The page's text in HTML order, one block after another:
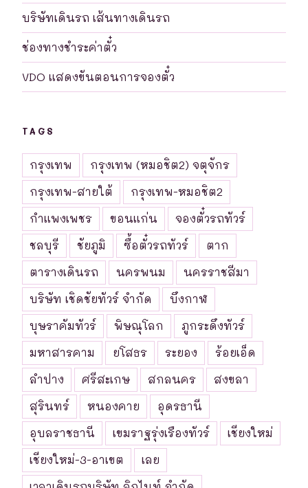
บริษัทเดินรถ เส้นทางเดินรถ
ช่องทางชำระค่าตั๋ว
VDO แสดงขันตอนการจองตั๋ว
TAGS
กรุงเทพ
กรุงเทพ (หมอชิต2) จตุจักร
กรุงเทพ-สายใต้
กรุงเทพ-หมอชิต2
กำแพงเพชร
ขอนแก่น
จองตั๋วรถทัวร์
ชลบุรี
ชัยภูมิ ซื้อตั๋วรถทัวร์
ตาก
ตารางเดินรถ
นครพนม
นครราชสีมา
บริษัท เชิดชัยทัวร์ จำกัด
บึงกาฬ
บุษราคัมทัวร์
พิษณุโลก
ภูกระดึงทัวร์
มหาสารคาม
ยโสธร ระยอง
ร้อยเอ็ด
ลำปาง
ศรีสะเกษ สกลนคร
สงขลา
สุรินทร์
หนองคาย
อุดรธานี
อุบลราชธานี
เขมราฐรุ่งเรืองทัวร์
เชียงใหม่
เชียงใหม่-3-อาเขต
เลย